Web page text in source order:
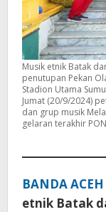
Musik etnik Batak
penutupan Pekan
Stadion Utama
Jumat (20/9/2024)
dan grup musik
gelaran terakhir
BANDA ACEH
etnik Batak